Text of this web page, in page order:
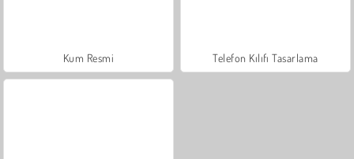
Kum Resmi Telefon Kılıfı Tasarlama